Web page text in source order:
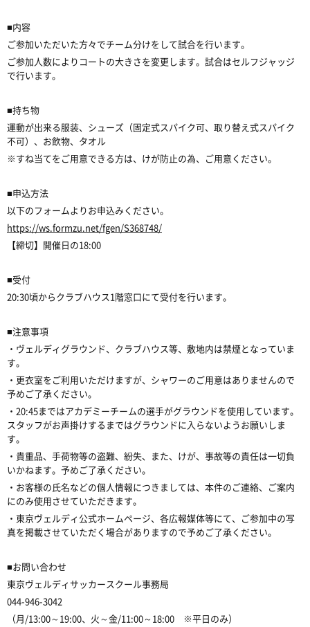
■内容
ご参加いただいた方々でチーム分けをして試合を行います。
ご参加人数によりコートの大きさを変更します。試合はセルフジャッジ
で行います。
■持ち物
運動が出来る服装、シューズ（固定式スパイク可、取り替え式スパイク
不可）、お飲物、タオル
※すね当てをご用意できる方は、けが防止の為、ご用意ください。
■申込方法
以下のフォームよりお申込みください。
https://ws.formzu.net/fgen/S368748/
【締切】開催日の18:00
■受付
20:30頃からクラブハウス1階窓口にて受付を行います。
■注意事項
・ヴェルディグラウンド、クラブハウス等、敷地内は禁煙となっていま
す。
・更衣室をご利用いただけますが、シャワーのご用意はありませんので
予めご了承ください。
・20:45まではアカデミーチームの選手がグラウンドを使用しています。
スタッフがお声掛けするまではグラウンドに入らないようお願いしま
す。
・貴重品、手荷物等の盗難、紛失、また、けが、事故等の責任は一切負
いかねます。予めご了承ください。
・お客様の氏名などの個人情報につきましては、本件のご連絡、ご案内
にのみ使用させていただきます。
・東京ヴェルディ公式ホームページ、各広報媒体等にて、ご参加中の写
真を掲載させていただく場合がありますので予めご了承ください。
■お問い合わせ
東京ヴェルディサッカースクール事務局
044-946-3042
（月/13:00～19:00、火～金/11:00～18:00 ※平日のみ）